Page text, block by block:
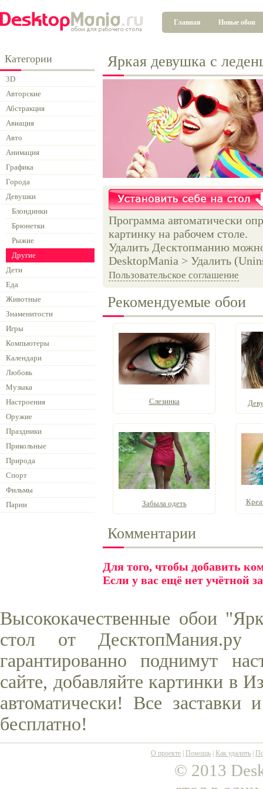
Главная Новые обои
Категории
3D
Авторские
Абстракция
Авиация
Авто
Анимация
Графика
Города
Девушки
Блондинки
Брюнетки
Рыжие
Другие
Дети
Еда
Животные
Знаменитости
Игры
Компьютеры
Календари
Любовь
Музыка
Настроения
Оружие
Праздники
Прикольные
Природа
Спорт
Фильмы
Парни
Яркая девушка с
Программа автоматически
картинку на рабочем столе.
Удалить Десктопманию
DesktopMania > Удалить
Пользовательское соглашение
Рекомендуемые обои
Слезинка
Забыла одеть
Комментарии
Для того, чтобы добавить
Если у вас ещё нет учётной
Высококачественные обои
стол от
гарантированно поднимут
сайте, добавляйте картинки в
автоматически! Все
бесплатно!
О проекте Помощь Как удалить
© 2013